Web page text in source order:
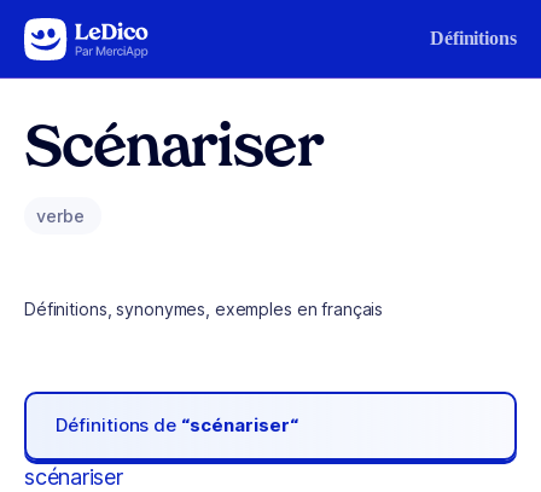
Aller au contenu Définitions
Scénariser
verbe
Définitions, synonymes, exemples en français
Définitions de “scénariser“
scénariser